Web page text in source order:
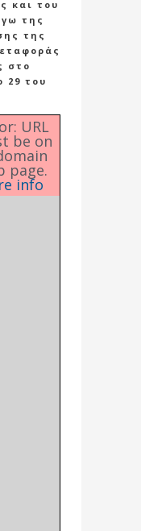
και του
της
της
στο
29 του
URL
be on
page.
info